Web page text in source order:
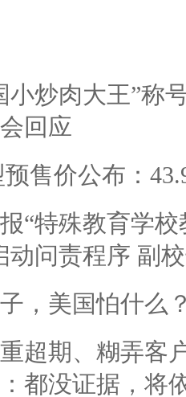
小炒肉大王”称
回应
售价公布：
“特殊教育学
动问责程序 副
，美国怕什么
超期、糊弄客
都没证据，将